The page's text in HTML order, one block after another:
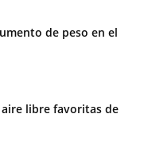
de peso en el
libre favoritas de